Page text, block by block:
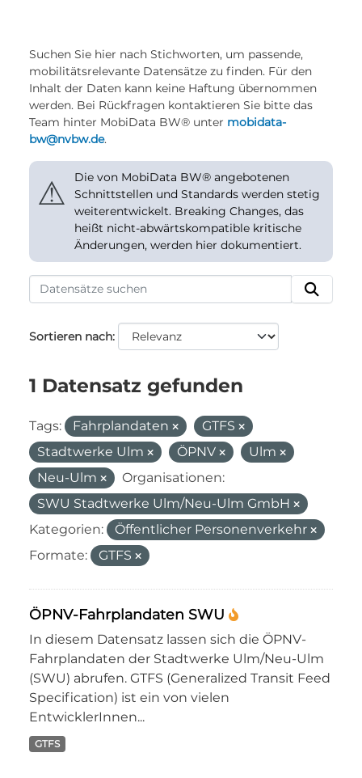
Suchen Sie hier nach Stichworten, um passende,
mobilitätsrelevante Datensätze zu finden. Für den
Inhalt der Daten kann keine Haftung übernommen
werden. Bei Rückfragen kontaktieren Sie bitte das
Team hinter MobiData BW® unter mobidata-
bw@nvbw.de.
⚠
Die von MobiData BW® angebotenen
Schnittstellen und Standards werden stetig
weiterentwickelt. Breaking Changes, das
heißt nicht-abwärtskompatible kritische
Änderungen, werden hier dokumentiert.
Sortieren nach
1 Datensatz gefunden
Tags: Fahrplandaten
GTFS
Stadtwerke Ulm
ÖPNV
Ulm
Neu-Ulm
Organisationen:
SWU Stadtwerke Ulm/Neu-Ulm GmbH
Kategorien:
Öffentlicher Personenverkehr
Formate:
GTFS
ÖPNV-Fahrplandaten SWU
In diesem Datensatz lassen sich die ÖPNV-
Fahrplandaten der Stadtwerke Ulm/Neu-Ulm
(SWU) abrufen. GTFS (Generalized Transit Feed
Specification) ist ein von vielen
EntwicklerInnen...
GTFS